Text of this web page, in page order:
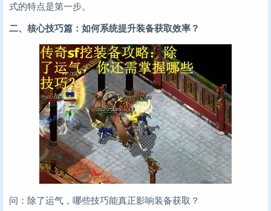
式的特点是第一步。
二、核心技巧篇：如何系统提升装备获取效率？
问：除了运气，哪些技巧能真正影响装备获取？